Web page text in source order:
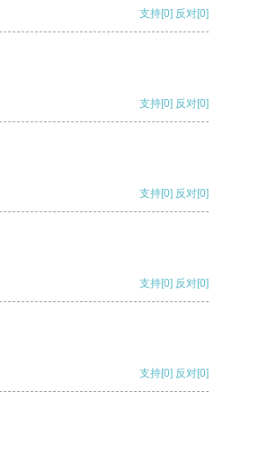
支持[0] 反对[0]
支持[0] 反对[0]
支持[0] 反对[0]
支持[0] 反对[0]
支持[0] 反对[0]